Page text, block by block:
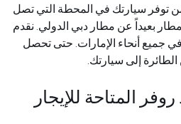
توفر سيارتك في المحطة التي تصل
بعيداً عن مطار دبي الدولي. نقدم
جميع أنحاء الإمارات. حتى تحصل
إلى سيارتك.
المتاحة للإيجار